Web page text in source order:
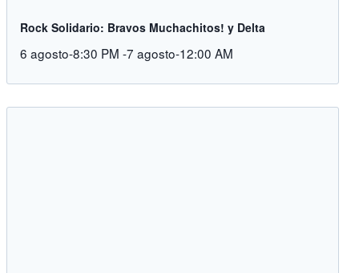
Rock Solidario: Bravos Muchachitos! y Delta
6 agosto-8:30 PM -7 agosto-12:00 AM